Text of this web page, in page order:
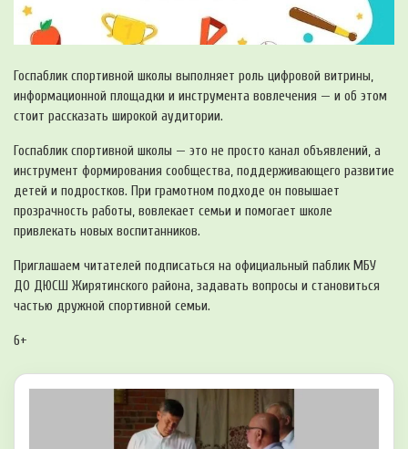
Госпаблик спортивной школы выполняет роль цифровой витрины,
информационной площадки и инструмента вовлечения — и об этом
стоит рассказать широкой аудитории.
Госпаблик спортивной школы — это не просто канал объявлений, а
инструмент формирования сообщества, поддерживающего развитие
детей и подростков. При грамотном подходе он повышает
прозрачность работы, вовлекает семьи и помогает школе
привлекать новых воспитанников.
Приглашаем читателей подписаться на официальный паблик МБУ
ДО ДЮСШ Жирятинского района, задавать вопросы и становиться
частью дружной спортивной семьи.
6+